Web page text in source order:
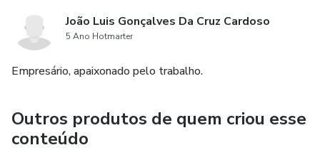
João Luis Gonçalves Da Cruz Cardoso
5 Ano Hotmarter
Empresário, apaixonado pelo trabalho.
Outros produtos de quem criou esse
conteúdo